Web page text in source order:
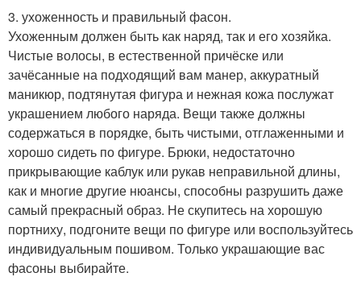
3. ухоженность и правильный фасон.
Ухоженным должен быть как наряд, так и его хозяйка.
Чистые волосы, в естественной причёске или
зачёсанные на подходящий вам манер, аккуратный
маникюр, подтянутая фигура и нежная кожа послужат
украшением любого наряда. Вещи также должны
содержаться в порядке, быть чистыми, отглаженными и
хорошо сидеть по фигуре. Брюки, недостаточно
прикрывающие каблук или рукав неправильной длины,
как и многие другие нюансы, способны разрушить даже
самый прекрасный образ. Не скупитесь на хорошую
портниху, подгоните вещи по фигуре или воспользуйтесь
индивидуальным пошивом. Только украшающие вас
фасоны выбирайте.